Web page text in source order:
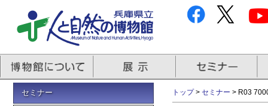
セミナー トップ> セミナー > R03